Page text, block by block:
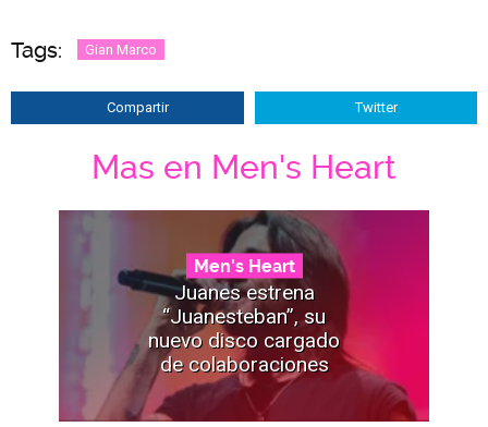
Tags: Gian Marco
Compartir Twitter
Mas en Men's Heart
Men's Heart
Juanes estrena
“Juanesteban”, su
nuevo disco cargado
de colaboraciones